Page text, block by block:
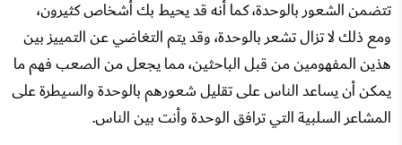
تتضمن الشعور بالوحدة، كما أنه قد يحيط بك أشخاص كثيرون،
ومع ذلك لا تزال تشعر بالوحدة، وقد يتم التغاضي عن التمييز بين
هذين المفهومين من قبل الباحثين، مما يجعل من الصعب فهم ما
يمكن أن يساعد الناس على تقليل شعورهم بالوحدة والسيطرة على
المشاعر السلبية التي ترافق الوحدة وأنت بين الناس.